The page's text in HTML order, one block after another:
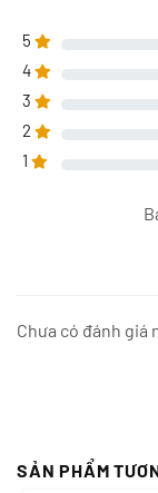
5
4
3
2
1
Chưa có đánh giá
SẢN PHẨM